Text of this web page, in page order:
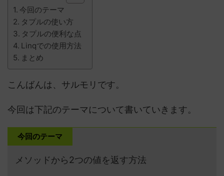
今回のテーマ
タプルの使い方
タプルの便利な点
Linqでの使用方法
まとめ
こんばんは、サルモリです。
今回は下記のテーマについて書いていきます。
今回のテーマ
メソッドから2つの値を返す方法